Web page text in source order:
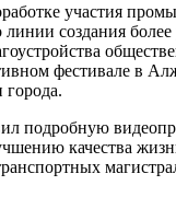
участия
создания
фестивале в
подробную
качества